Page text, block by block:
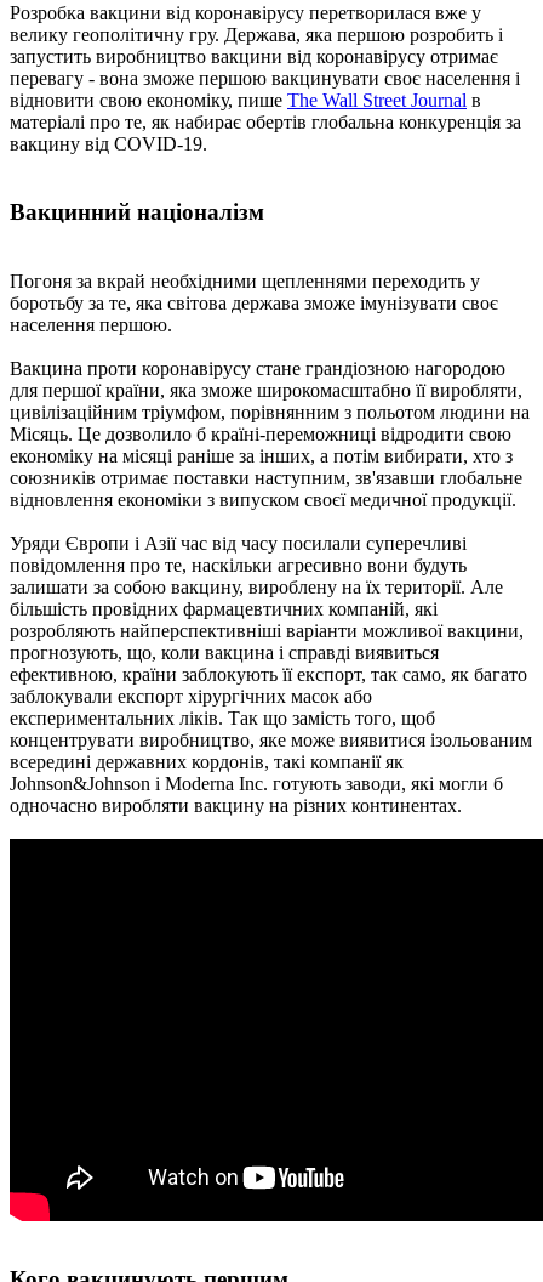
Розробка вакцини від коронавірусу перетворилася вже у
велику геополітичну гру. Держава, яка першою розробить і
запустить виробництво вакцини від коронавірусу отримає
перевагу - вона зможе першою вакцинувати своє населення і
відновити свою економіку, пише The Wall Street Journal в
матеріалі про те, як набирає обертів глобальна конкуренція за
вакцину від COVID-19.
Вакцинний націоналізм
Погоня за вкрай необхідними щепленнями переходить у
боротьбу за те, яка світова держава зможе імунізувати своє
населення першою.
Вакцина проти коронавірусу стане грандіозною нагородою
для першої країни, яка зможе широкомасштабно її виробляти,
цивілізаційним тріумфом, порівнянним з польотом людини на
Місяць. Це дозволило б країні-переможниці відродити свою
економіку на місяці раніше за інших, а потім вибирати, хто з
союзників отримає поставки наступним, зв'язавши глобальне
відновлення економіки з випуском своєї медичної продукції.
Уряди Європи і Азії час від часу посилали суперечливі
повідомлення про те, наскільки агресивно вони будуть
залишати за собою вакцину, вироблену на їх території. Але
більшість провідних фармацевтичних компаній, які
розробляють найперспективніші варіанти можливої ​​вакцини,
прогнозують, що, коли вакцина і справді виявиться
ефективною, країни заблокують її експорт, так само, як багато
заблокували експорт хірургічних масок або
експериментальних ліків. Так що замість того, щоб
концентрувати виробництво, яке може виявитися ізольованим
всередині державних кордонів, такі компанії як
Johnson&Johnson і Moderna Inc. готують заводи, які могли б
одночасно виробляти вакцину на різних континентах.